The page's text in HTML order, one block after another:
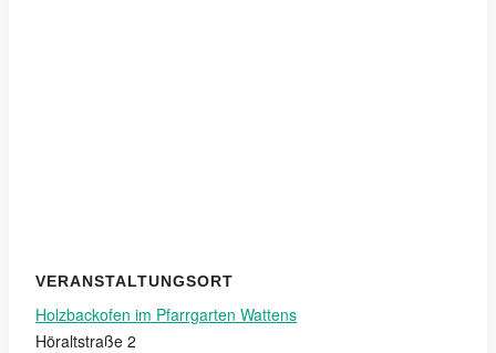
VERANSTALTUNGSORT
Holzbackofen im Pfarrgarten Wattens
Höraltstraße 2